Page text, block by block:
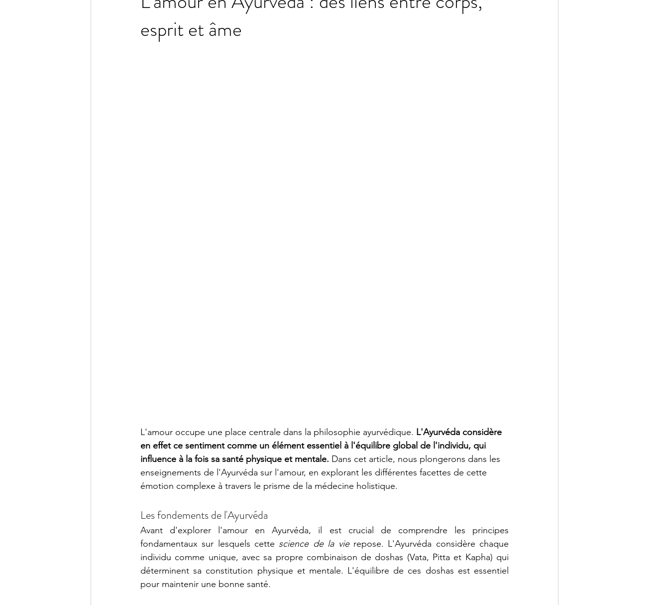
esprit et âme
L'amour occupe une place centrale dans la philosophie ayurvédique. L'Ayurvéda considère
en effet ce sentiment comme un élément essentiel à l'équilibre global de l'individu, qui
influence à la fois sa santé physique et mentale. Dans cet article, nous plongerons dans les
enseignements de l'Ayurvéda sur l'amour, en explorant les différentes facettes de cette
émotion complexe à travers le prisme de la médecine holistique.
Les fondements de l'Ayurvéda
Avant d'explorer l'amour en Ayurvéda, il est crucial de comprendre les principes
fondamentaux sur lesquels cette science de la vie repose. L'Ayurvéda considère chaque
individu comme unique, avec sa propre combinaison de doshas (Vata, Pitta et Kapha) qui
déterminent sa constitution physique et mentale. L'équilibre de ces doshas est essentiel
pour maintenir une bonne santé.